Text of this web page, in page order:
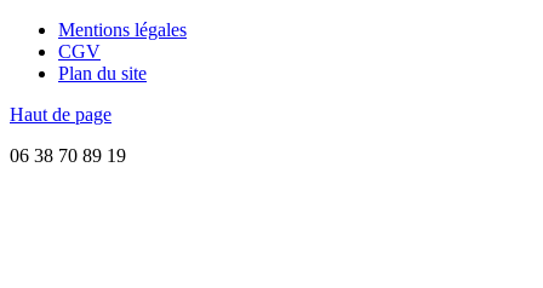
Mentions légales
CGV
Plan du site
Haut de page
06 38 70 89 19